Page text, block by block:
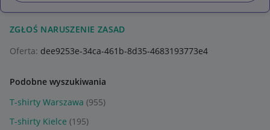
ZGŁOŚ NARUSZENIE ZASAD
Oferta: dee9253e-34ca-461b-8d35-4683193773e4
Podobne wyszukiwania
T-shirty Warszawa (955)
T-shirty Kielce (195)